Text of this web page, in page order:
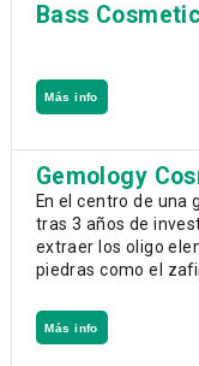
Bass
Más info
Gemology
En el centro de una
tras 3 años de
extraer los oligo
piedras como el
Más info